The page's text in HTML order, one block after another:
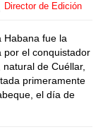
Director de Edición
fue la
por el conquistador
de Cuéllar,
primeramente
el día de